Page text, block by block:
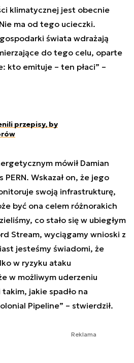
klimatycznej jest obecnie
ma od tego ucieczki.
świata wdrażają
do tego celu, oparte
kto emituje – ten płaci” –
przepisy, by
mówił Damian
Wskazał on, że jego
swoją infrastrukturę,
być ona celem różnorakich
co stało się w ubiegłym
Stream, wyciągamy wnioski z
jesteśmy świadomi, że
w ryzyku ataku
w możliwym uderzeniu
jakie spadło na
Pipeline” – stwierdził.
Reklama